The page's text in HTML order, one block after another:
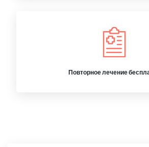
Повторное лечение